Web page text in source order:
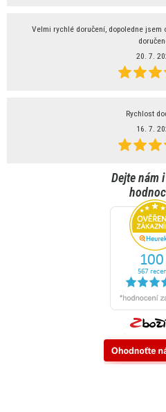
Velmi rychlé doručení, dopoledne jsem
20. 7.
Rychlost
16. 7.
Dejte nám